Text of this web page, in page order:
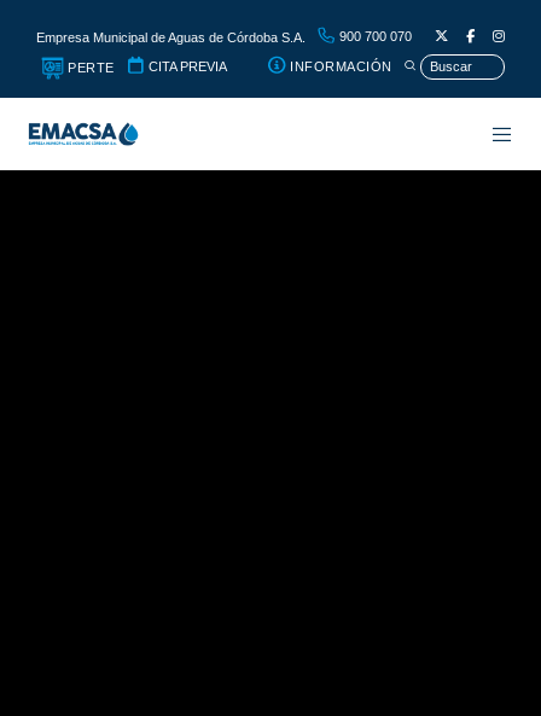
Empresa Municipal de Aguas de Córdoba S.A. 900 700 070
PERTE CITA PREVIA INFORMACIÓN